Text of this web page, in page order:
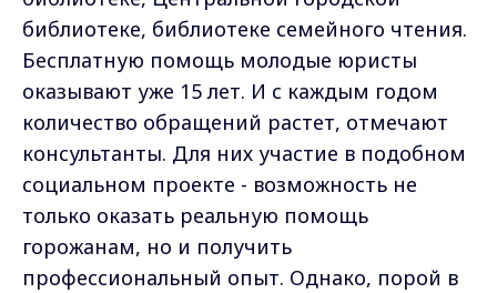
библиотеке, библиотеке семейного чтения.
Бесплатную помощь молодые юристы
оказывают уже 15 лет. И с каждым годом
количество обращений растет, отмечают
консультанты. Для них участие в подобном
социальном проекте - возможность не
только оказать реальную помощь
горожанам, но и получить
профессиональный опыт. Однако, порой в